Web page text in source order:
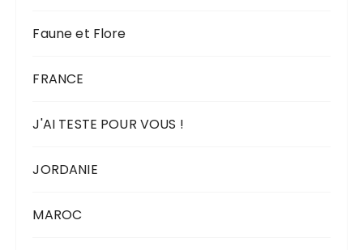
Faune et Flore
FRANCE
J'AI TESTE POUR VOUS !
JORDANIE
MAROC